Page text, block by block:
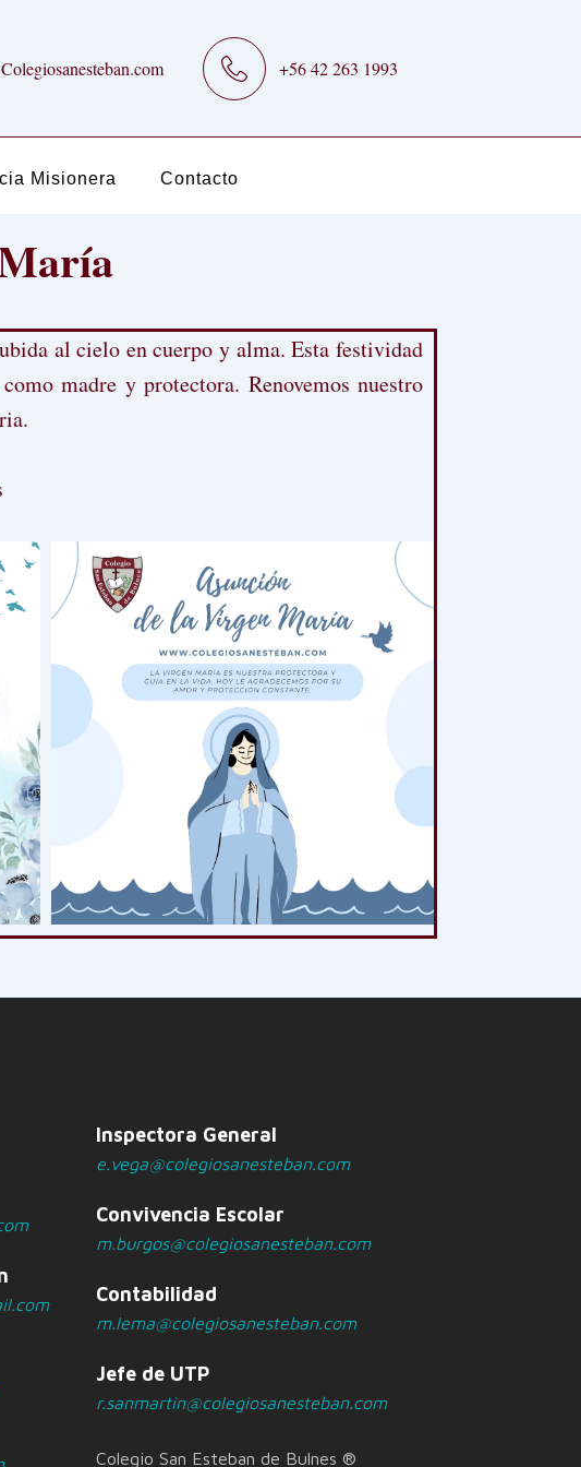
+56 42 263 1993
Misionera Contacto
al cielo en cuerpo y alma. Esta festividad
madre y protectora. Renovemos nuestro
Inspectora General
e.vega@colegiosanesteban.com
Convivencia Escolar
m.burgos@colegiosanesteban.com
Contabilidad
m.lema@colegiosanesteban.com
Jefe de UTP
r.sanmartin@colegiosanesteban.com
Colegio San Esteban de Bulnes ®